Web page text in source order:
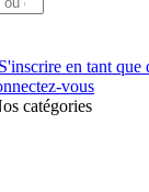
S'inscrire en tant que
vous
catégories